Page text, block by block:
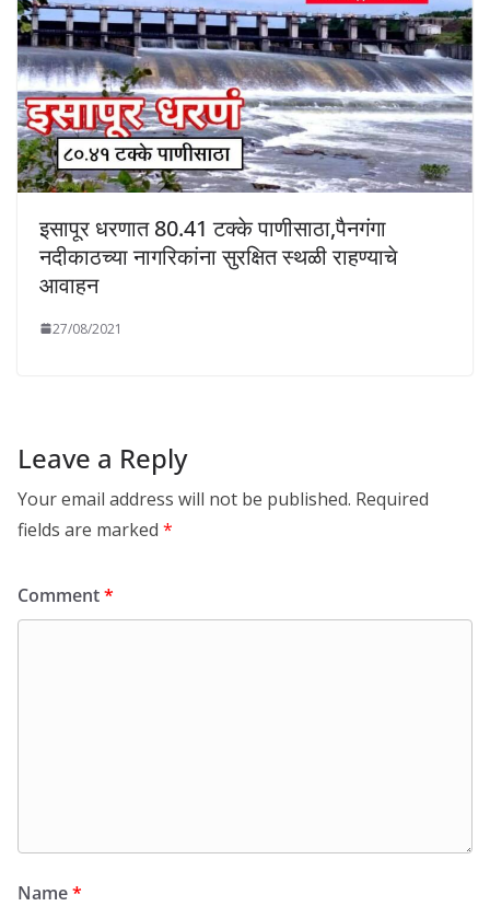
इसापूर धरणात 80.41 टक्के पाणीसाठा,पैनगंगा
नदीकाठच्या नागरिकांना सुरक्षित स्थळी राहण्याचे
आवाहन
27/08/2021
Leave a Reply
Your email address will not be published. Required
fields are marked *
Comment*
Name*